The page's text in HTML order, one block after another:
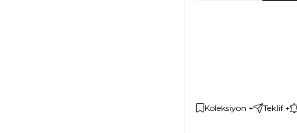
Koleksiyon + Teklif +